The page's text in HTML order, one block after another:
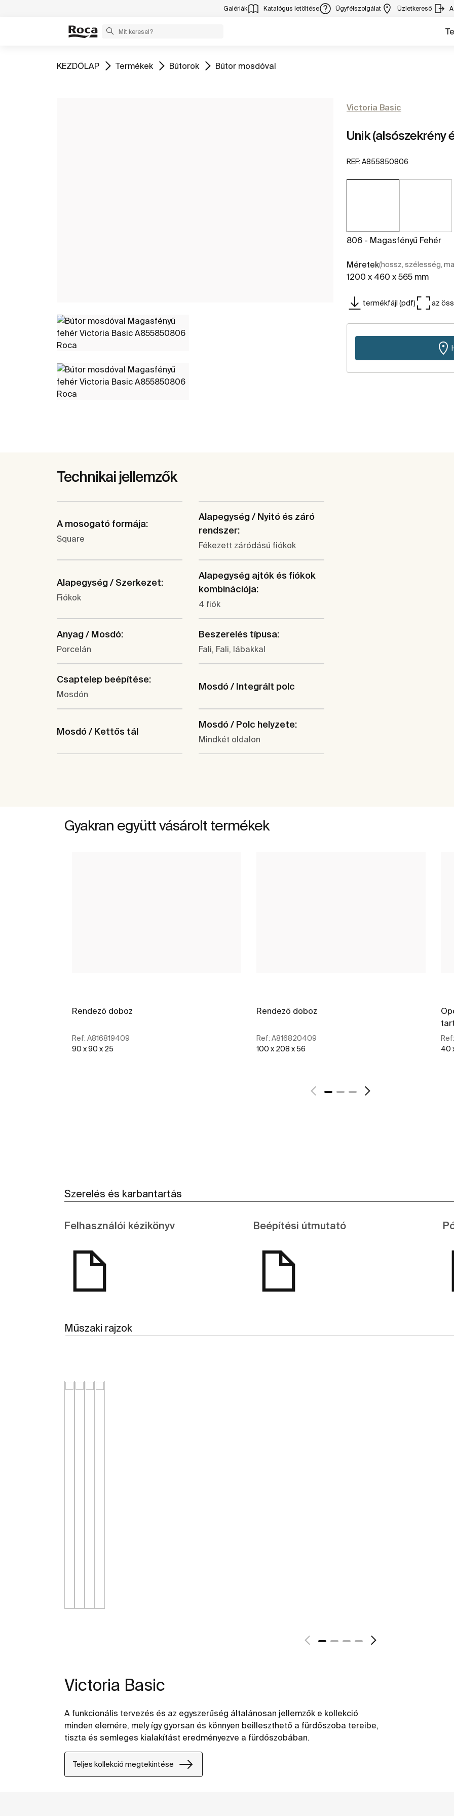
Galériák Katalógus letöltése Ügyfélszolgálat Üzletkereső
Ugrás
KEZDŐLAP Ugrás
Termékek Ugrás
Bútorok Ugrás
Bútor mosdóval
Victoria Basic
Unik (alsószekrény
REF: A855850806
806 - Magasfényű Fehér
Méretek(hossz, szélesség,
1200 x 460 x 565 mm
termékfájl (pdf) az
Technikai jellemzők
A mosogató formája:
Square
Alapegység / Nyitó és záró
rendszer:
Fékezett záródású fiókok
Alapegység / Szerkezet:
Fiókok
Alapegység ajtók és fiókok
kombinációja:
4 fiók
Anyag / Mosdó:
Porcelán
Beszerelés típusa:
Fali, Fali, lábakkal
Csaptelep beépítése:
Mosdón
Mosdó / Integrált polc
Mosdó / Kettős tál
Mosdó / Polc helyzete:
Mindkét oldalon
Gyakran együtt vásárolt termékek
Rendező doboz
Ref: A816819409
90 x 90 x 25
Rendező doboz
Ref: A816820409
100 x 208 x 56
Ref:
40
Szerelés és karbantartás
Felhasználói kézikönyv Beépítési útmutató
Műszaki rajzok
Victoria Basic
A funkcionális tervezés és az egyszerűség általánosan jellemzők e kollekció
minden elemére, mely így gyorsan és könnyen beilleszthető a fürdőszoba tereibe,
tiszta és semleges kialakítást eredményezve a fürdőszobában.
Teljes kollekció megtekintése